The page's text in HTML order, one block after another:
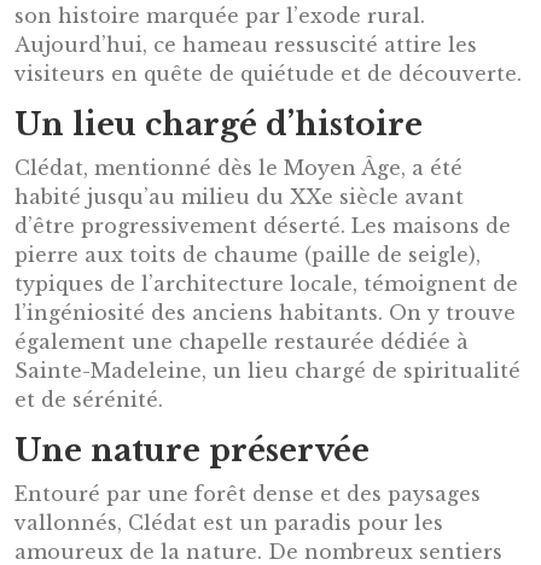
son histoire marquée par l’exode rural.
Aujourd’hui, ce hameau ressuscité attire les
visiteurs en quête de quiétude et de découverte.
Un lieu chargé d’histoire
Clédat, mentionné dès le Moyen Âge, a été
habité jusqu’au milieu du XXe siècle avant
d’être progressivement déserté. Les maisons de
pierre aux toits de chaume (paille de seigle),
typiques de l’architecture locale, témoignent de
l’ingéniosité des anciens habitants. On y trouve
également une chapelle restaurée dédiée à
Sainte-Madeleine, un lieu chargé de spiritualité
et de sérénité.
Une nature préservée
Entouré par une forêt dense et des paysages
vallonnés, Clédat est un paradis pour les
amoureux de la nature. De nombreux sentiers